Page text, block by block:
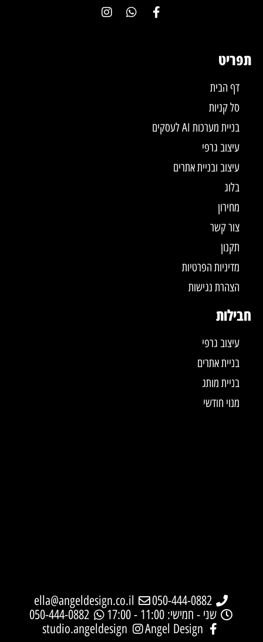
תפריט
דף הבית
סל קניות
בניית מערכות AI לעסקים
עיצוב גרפי
עיצוב ובניית אתרים
בלוג
מחירון
צור קשר
תקנון
מדיניות הפרטיות
הצהרת נגישות
חבילות
עיצוב גרפי
בניית אתרים
בניית מותג
מנוי חודשי
050-444-0882
ella@angeldesign.co.il
שני - חמישי: 11:00 - 17:00
050-444-0882
Angel Design
studio.angeldesign